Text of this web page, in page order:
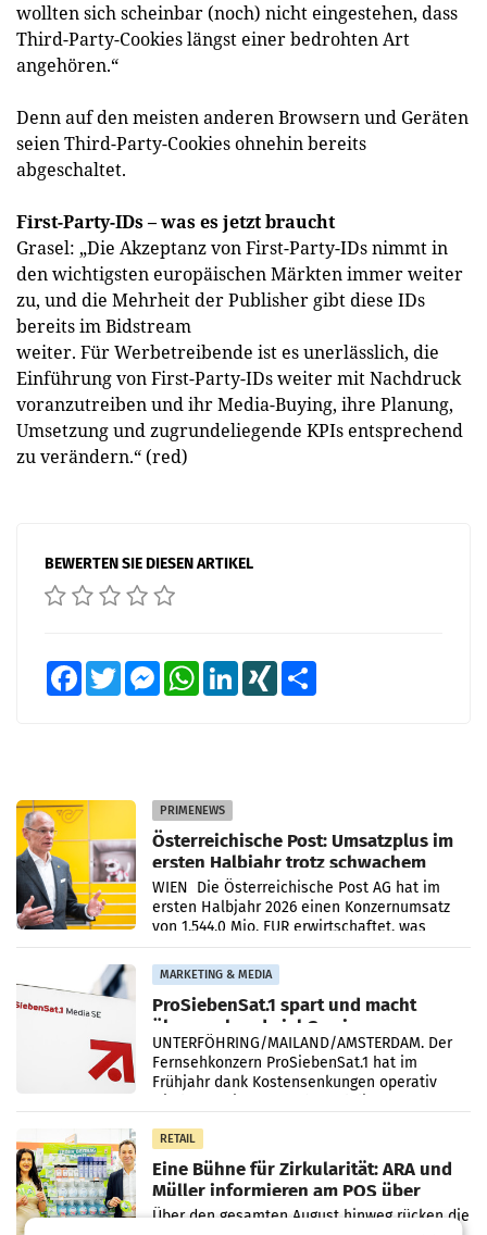
wollten sich scheinbar (noch) nicht eingestehen, dass
Third-Party-Cookies längst einer bedrohten Art
angehören.“
Denn auf den meisten anderen Browsern und Geräten
seien Third-Party-Cookies ohnehin bereits
abgeschaltet.
First-Party-IDs – was es jetzt braucht
Grasel: „Die Akzeptanz von First-Party-IDs nimmt in
den wichtigsten europäischen Märkten immer weiter
zu, und die Mehrheit der Publisher gibt diese IDs
bereits im Bidstream
weiter. Für Werbetreibende ist es unerlässlich, die
Einführung von First-Party-IDs weiter mit Nachdruck
voranzutreiben und ihr Media-Buying, ihre Planung,
Umsetzung und zugrundeliegende KPIs entsprechend
zu verändern.“ (red)
BEWERTEN SIE DIESEN ARTIKEL
FacebookTwitter MessengerWhatsAppLinkedInXING
PRIMENEWS
Österreichische Post: Umsatzplus im
ersten Halbjahr trotz schwachem
Briefgeschäft
WIEN Die Österreichische Post AG hat im
ersten Halbjahr 2026 einen Konzernumsatz
von 1.544,0 Mio. EUR erwirtschaftet, was
einem Plus von 3,8 Prozent gegenüber dem
Vergleichszeitraum
MARKETING & MEDIA
ProSiebenSat.1 spart und macht
überraschend viel Gewinn
UNTERFÖHRING/MAILAND/AMSTERDAM. Der
Fernsehkonzern ProSiebenSat.1 hat im
Frühjahr dank Kostensenkungen operativ
RETAIL
Eine Bühne für Zirkularität: ARA und
Müller informieren am POS über
Kreislauffähigkeit
Über den gesamten August hinweg rücken die